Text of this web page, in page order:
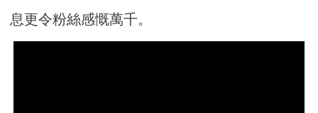
息更令粉絲感慨萬千。